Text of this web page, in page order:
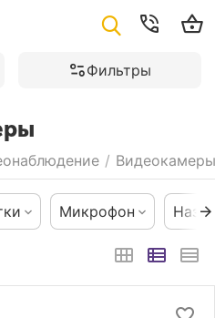
Фильтры
/ Видеокамеры
Микрофон